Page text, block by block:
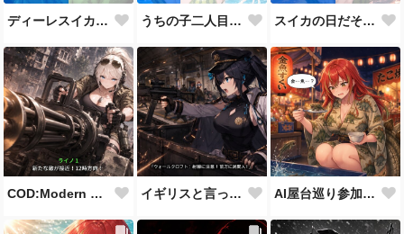
ディーレスイカビキニ うちの子二人目スイカの日 スイカの日だそうなので、仲の良い先輩後輩でスイカ割り（意味深）
COD:Modern Warfare 3 "Goalpost" イギリスと言ったらこれだよな AI屋台巡り参加作品